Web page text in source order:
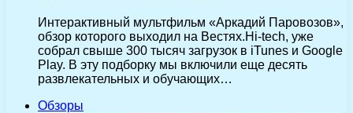
Интерактивный мультфильм «Аркадий Паровозов»,
обзор которого выходил на Вестях.Hi-tech, уже
собрал свыше 300 тысяч загрузок в iTunes и Google
Play. В эту подборку мы включили еще десять
развлекательных и обучающих…
Обзоры